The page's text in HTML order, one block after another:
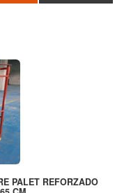
PALET REFORZADO